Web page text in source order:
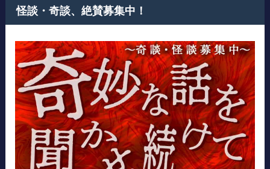
怪談・奇談、絶賛募集中！